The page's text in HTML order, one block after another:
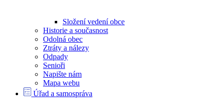
Složení vedení obce
Historie a současnost
Odolná obec
Ztráty a nálezy
Odpady
Senioři
Napište nám
Mapa webu
Úřad a samospráva